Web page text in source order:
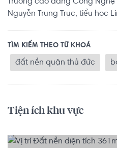
Nguyễn Trung Trục, tiểu học
TÌM KIẾM THEO TỪ KHOÁ
đất nền quận thủ đức
Tiện ích khu vực